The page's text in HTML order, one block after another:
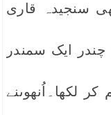
سنجیدہ قاری
ایک سمندر
لکھا۔اُنھوںنے